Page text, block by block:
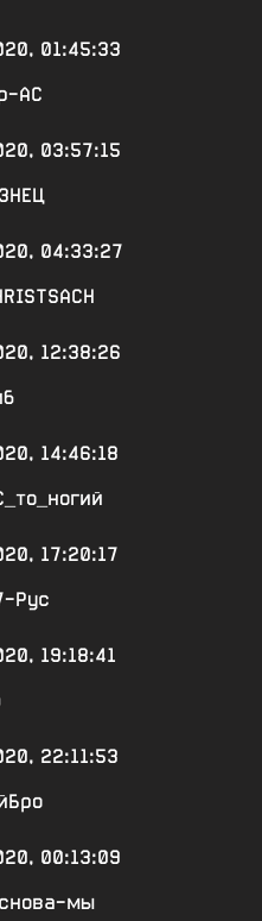
01:45:33
АС
03:57:15
04:33:27
12:38:26
14:46:18
17:20:17
Рус
19:18:41
22:11:53
00:13:09
мы